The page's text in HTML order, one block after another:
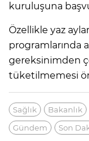
kuruluşuna
Özellikle yaz
programlarında
gereksinimden
tüketilmemesi
Sağlık Bakanlık
Gündem
Son